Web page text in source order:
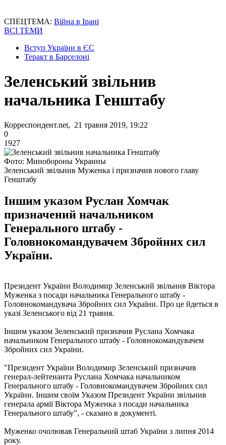
СПЕЦТЕМА: Війна в Ірані
ВСІ ТЕМИ
Вступ України в ЄС
Теракт в Барселоні
Зеленський звільнив
начальника Генштабу
Корреспондент.net, 21 травня 2019, 19:22
0
1927
Фото: Минобороны Украины
Зеленський звільнив Муженка і призначив нового главу
Генштабу
Іншим указом Руслан Хомчак
призначений начальником
Генерального штабу -
Головнокомандувачем Збройних сил
України.
Президент України Володимир Зеленський звільнив Віктора
Муженка з посади начальника Генерального штабу -
Головнокомандувача Збройних сил України. Про це йдеться в
указі Зеленського від 21 травня.
Іншим указом Зеленський призначив Руслана Хомчака
начальником Генерального штабу - Головнокомандувачем
Збройних сил України.
"Президент України Володимир Зеленський призначив
генерал-лейтенанта Руслана Хомчака начальником
Генерального штабу - Головнокомандувачем Збройних сил
України. Іншим своїм Указом Президент України звільнив
генерала армії Віктора Муженка з посади начальника
Генерального штабу", - сказано в документі.
Муженко очолював Генеральний штаб України з липня 2014
року.